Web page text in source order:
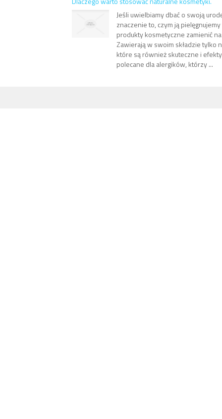
Jeśli uwielbiamy dbać o swoją
znaczenie to, czym ją
produkty kosmetyczne zamienić
Zawierają w swoim składzie tylko
które są również skuteczne i
polecane dla alergików, którzy ...